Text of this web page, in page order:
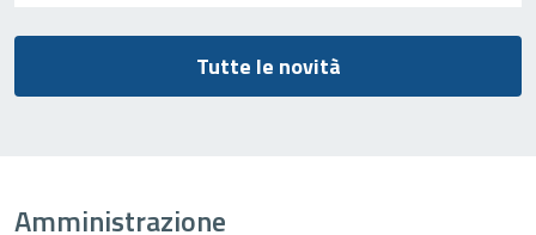
Tutte le novità
Amministrazione